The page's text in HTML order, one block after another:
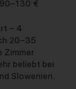
€
– 4
20–35
Zimmer
beliebt bei
Slowenien.